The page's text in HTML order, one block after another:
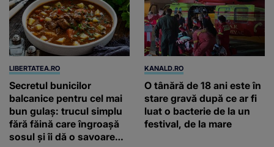
LIBERTATEA.RO
Secretul bunicilor
balcanice pentru cel mai
bun gulaș: trucul simplu
fără făină care îngroașă
sosul și îi dă o savoare
KANALD.RO
O tânără de 18 ani este în
stare gravă după ce ar fi
luat o bacterie de la un
festival, de la mare